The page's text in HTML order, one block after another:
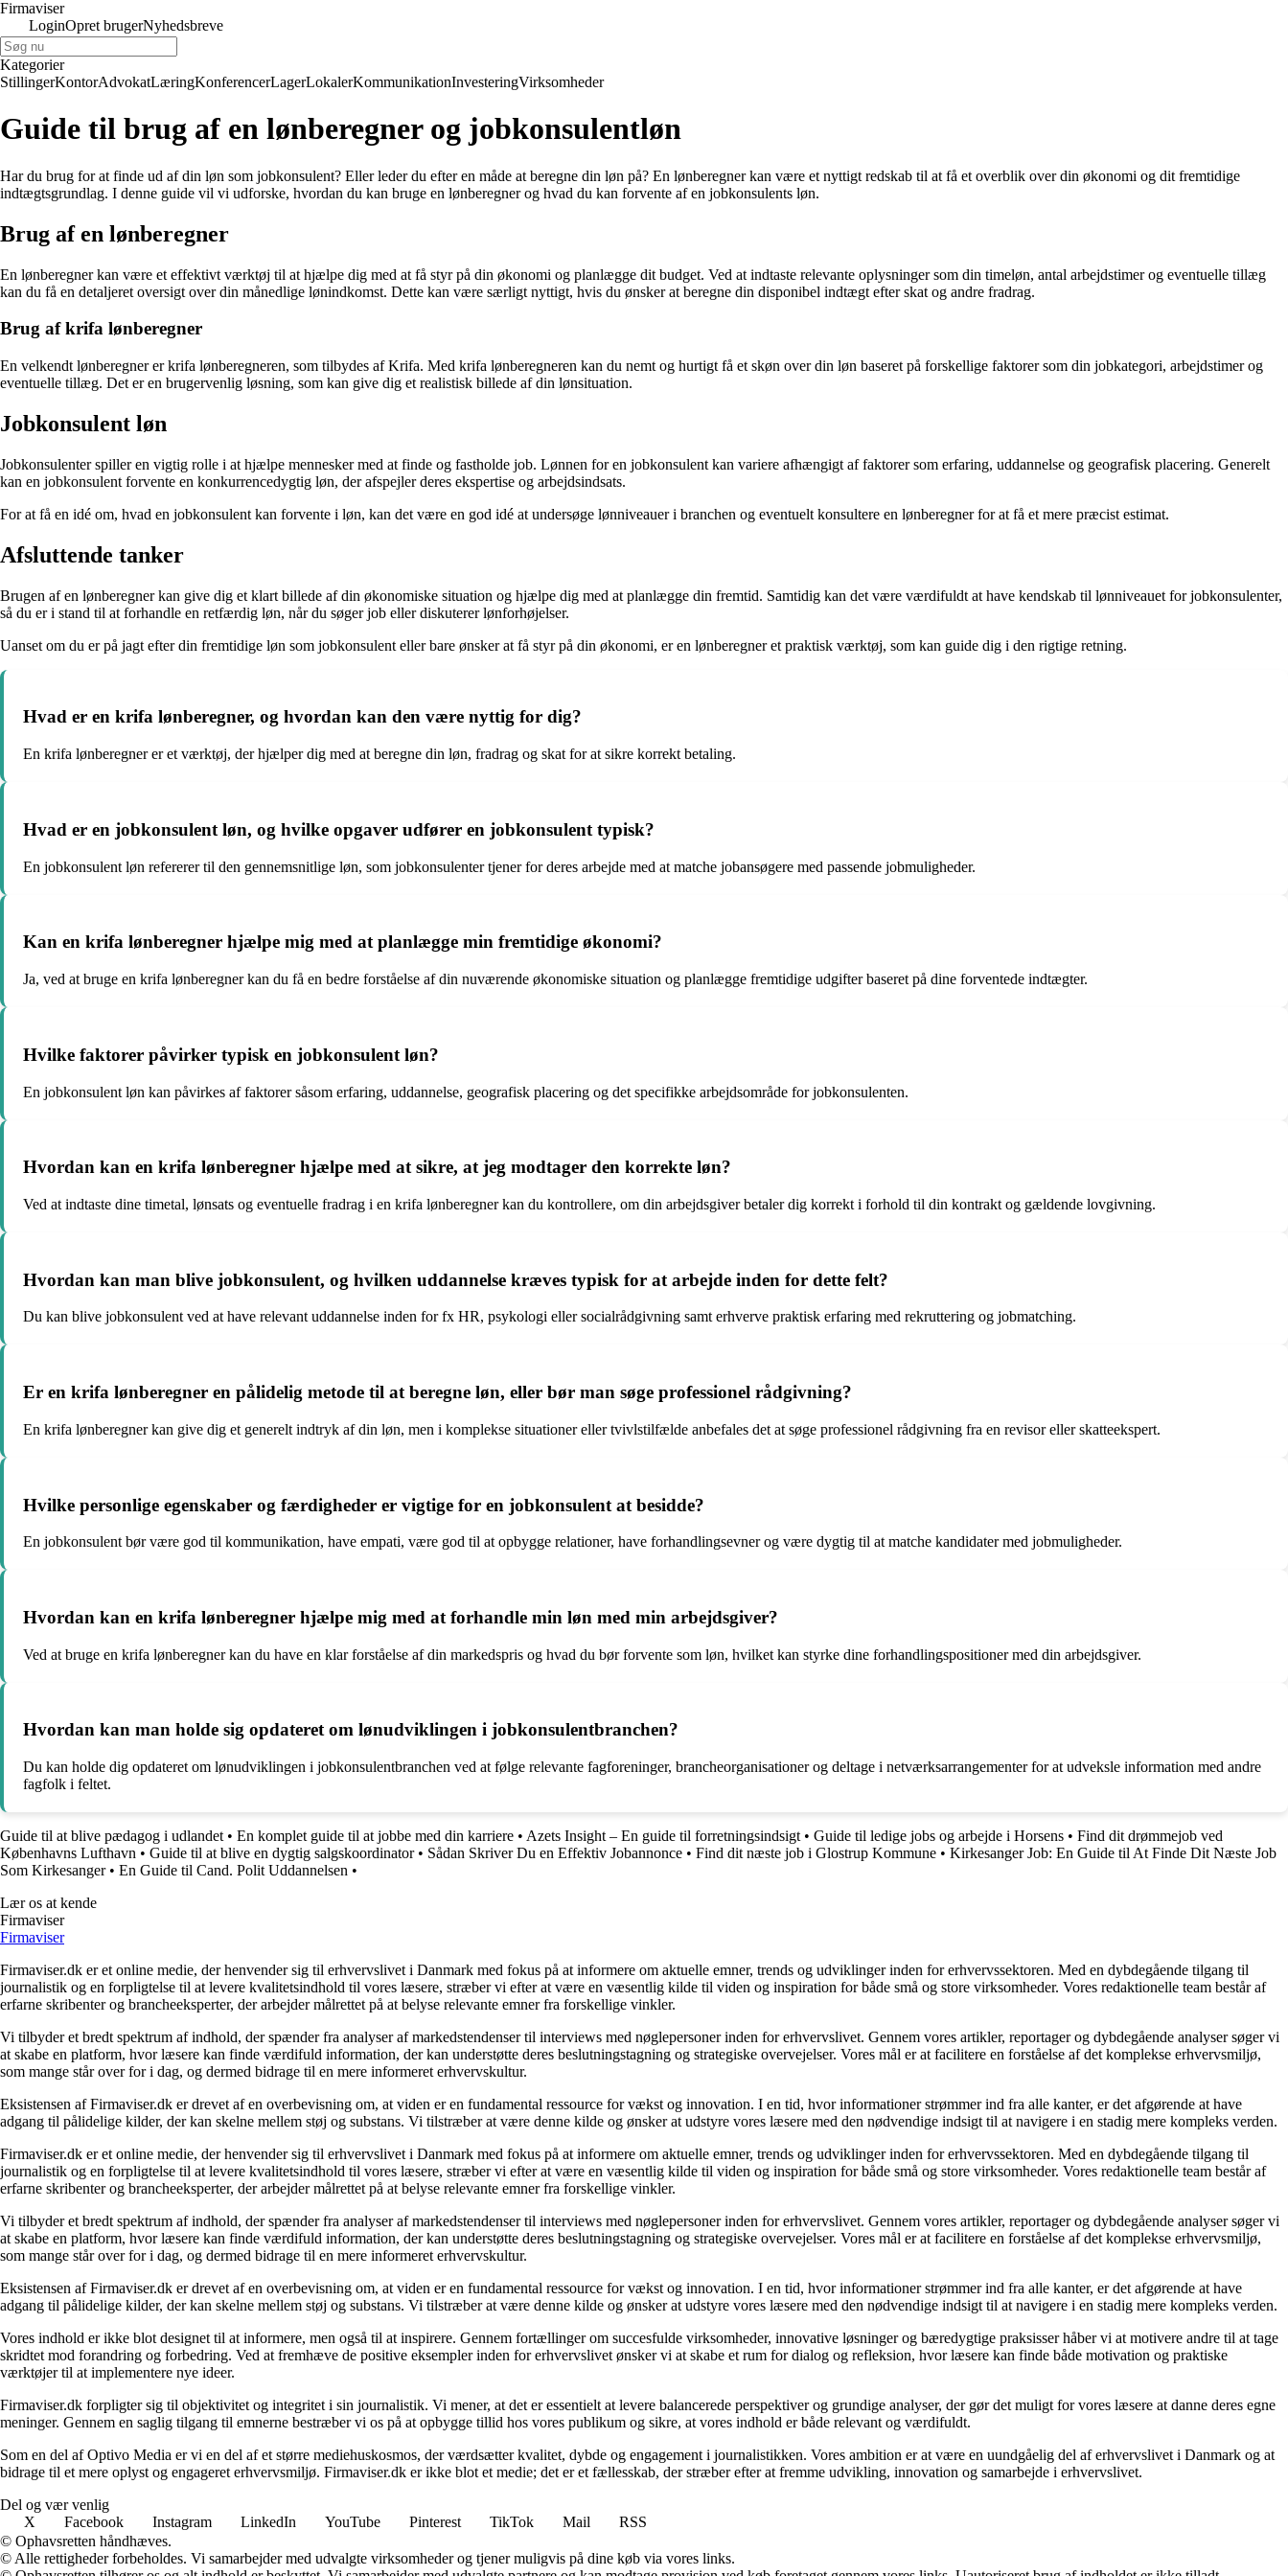
Firmaviser
LoginOpret brugerNyhedsbreve
Kategorier
StillingerKontorAdvokatLæringKonferencerLagerLokalerKommunikationInvesteringVirksomheder
Guide til brug af en lønberegner og jobkonsulentløn
Har du brug for at finde ud af din løn som jobkonsulent? Eller leder du efter en måde at beregne din løn på? En lønberegner kan være et nyttigt redskab til at få et overblik over din økonomi og dit fremtidige
indtægtsgrundlag. I denne guide vil vi udforske, hvordan du kan bruge en lønberegner og hvad du kan forvente af en jobkonsulents løn.
Brug af en lønberegner
En lønberegner kan være et effektivt værktøj til at hjælpe dig med at få styr på din økonomi og planlægge dit budget. Ved at indtaste relevante oplysninger som din timeløn, antal arbejdstimer og eventuelle tillæg
kan du få en detaljeret oversigt over din månedlige lønindkomst. Dette kan være særligt nyttigt, hvis du ønsker at beregne din disponibel indtægt efter skat og andre fradrag.
Brug af krifa lønberegner
En velkendt lønberegner er krifa lønberegneren, som tilbydes af Krifa. Med krifa lønberegneren kan du nemt og hurtigt få et skøn over din løn baseret på forskellige faktorer som din jobkategori, arbejdstimer og
eventuelle tillæg. Det er en brugervenlig løsning, som kan give dig et realistisk billede af din lønsituation.
Jobkonsulent løn
Jobkonsulenter spiller en vigtig rolle i at hjælpe mennesker med at finde og fastholde job. Lønnen for en jobkonsulent kan variere afhængigt af faktorer som erfaring, uddannelse og geografisk placering. Generelt
kan en jobkonsulent forvente en konkurrencedygtig løn, der afspejler deres ekspertise og arbejdsindsats.
For at få en idé om, hvad en jobkonsulent kan forvente i løn, kan det være en god idé at undersøge lønniveauer i branchen og eventuelt konsultere en lønberegner for at få et mere præcist estimat.
Afsluttende tanker
Brugen af en lønberegner kan give dig et klart billede af din økonomiske situation og hjælpe dig med at planlægge din fremtid. Samtidig kan det være værdifuldt at have kendskab til lønniveauet for jobkonsulenter,
så du er i stand til at forhandle en retfærdig løn, når du søger job eller diskuterer lønforhøjelser.
Uanset om du er på jagt efter din fremtidige løn som jobkonsulent eller bare ønsker at få styr på din økonomi, er en lønberegner et praktisk værktøj, som kan guide dig i den rigtige retning.
Hvad er en krifa lønberegner, og hvordan kan den være nyttig for dig?
En krifa lønberegner er et værktøj, der hjælper dig med at beregne din løn, fradrag og skat for at sikre korrekt betaling.
Hvad er en jobkonsulent løn, og hvilke opgaver udfører en jobkonsulent typisk?
En jobkonsulent løn refererer til den gennemsnitlige løn, som jobkonsulenter tjener for deres arbejde med at matche jobansøgere med passende jobmuligheder.
Kan en krifa lønberegner hjælpe mig med at planlægge min fremtidige økonomi?
Ja, ved at bruge en krifa lønberegner kan du få en bedre forståelse af din nuværende økonomiske situation og planlægge fremtidige udgifter baseret på dine forventede indtægter.
Hvilke faktorer påvirker typisk en jobkonsulent løn?
En jobkonsulent løn kan påvirkes af faktorer såsom erfaring, uddannelse, geografisk placering og det specifikke arbejdsområde for jobkonsulenten.
Hvordan kan en krifa lønberegner hjælpe med at sikre, at jeg modtager den korrekte løn?
Ved at indtaste dine timetal, lønsats og eventuelle fradrag i en krifa lønberegner kan du kontrollere, om din arbejdsgiver betaler dig korrekt i forhold til din kontrakt og gældende lovgivning.
Hvordan kan man blive jobkonsulent, og hvilken uddannelse kræves typisk for at arbejde inden for dette felt?
Du kan blive jobkonsulent ved at have relevant uddannelse inden for fx HR, psykologi eller socialrådgivning samt erhverve praktisk erfaring med rekruttering og jobmatching.
Er en krifa lønberegner en pålidelig metode til at beregne løn, eller bør man søge professionel rådgivning?
En krifa lønberegner kan give dig et generelt indtryk af din løn, men i komplekse situationer eller tvivlstilfælde anbefales det at søge professionel rådgivning fra en revisor eller skatteekspert.
Hvilke personlige egenskaber og færdigheder er vigtige for en jobkonsulent at besidde?
En jobkonsulent bør være god til kommunikation, have empati, være god til at opbygge relationer, have forhandlingsevner og være dygtig til at matche kandidater med jobmuligheder.
Hvordan kan en krifa lønberegner hjælpe mig med at forhandle min løn med min arbejdsgiver?
Ved at bruge en krifa lønberegner kan du have en klar forståelse af din markedspris og hvad du bør forvente som løn, hvilket kan styrke dine forhandlingspositioner med din arbejdsgiver.
Hvordan kan man holde sig opdateret om lønudviklingen i jobkonsulentbranchen?
Du kan holde dig opdateret om lønudviklingen i jobkonsulentbranchen ved at følge relevante fagforeninger, brancheorganisationer og deltage i netværksarrangementer for at udveksle information med andre
fagfolk i feltet.
Guide til at blive pædagog i udlandet • En komplet guide til at jobbe med din karriere • Azets Insight – En guide til forretningsindsigt • Guide til ledige jobs og arbejde i Horsens • Find dit drømmejob ved
Københavns Lufthavn • Guide til at blive en dygtig salgskoordinator• Sådan Skriver Du en Effektiv Jobannonce • Find dit næste job i Glostrup Kommune • Kirkesanger Job: En Guide til At Finde Dit Næste Job
Som Kirkesanger• En Guide til Cand. Polit Uddannelsen •
Lær os at kende
Firmaviser
Firmaviser
Firmaviser.dk er et online medie, der henvender sig til erhvervslivet i Danmark med fokus på at informere om aktuelle emner, trends og udviklinger inden for erhvervssektoren. Med en dybdegående tilgang til
journalistik og en forpligtelse til at levere kvalitetsindhold til vores læsere, stræber vi efter at være en væsentlig kilde til viden og inspiration for både små og store virksomheder. Vores redaktionelle team består af
erfarne skribenter og brancheeksperter, der arbejder målrettet på at belyse relevante emner fra forskellige vinkler.
Vi tilbyder et bredt spektrum af indhold, der spænder fra analyser af markedstendenser til interviews med nøglepersoner inden for erhvervslivet. Gennem vores artikler, reportager og dybdegående analyser søger vi
at skabe en platform, hvor læsere kan finde værdifuld information, der kan understøtte deres beslutningstagning og strategiske overvejelser. Vores mål er at facilitere en forståelse af det komplekse erhvervsmiljø,
som mange står over for i dag, og dermed bidrage til en mere informeret erhvervskultur.
Eksistensen af Firmaviser.dk er drevet af en overbevisning om, at viden er en fundamental ressource for vækst og innovation. I en tid, hvor informationer strømmer ind fra alle kanter, er det afgørende at have
adgang til pålidelige kilder, der kan skelne mellem støj og substans. Vi tilstræber at være denne kilde og ønsker at udstyre vores læsere med den nødvendige indsigt til at navigere i en stadig mere kompleks verden.
Firmaviser.dk er et online medie, der henvender sig til erhvervslivet i Danmark med fokus på at informere om aktuelle emner, trends og udviklinger inden for erhvervssektoren. Med en dybdegående tilgang til
journalistik og en forpligtelse til at levere kvalitetsindhold til vores læsere, stræber vi efter at være en væsentlig kilde til viden og inspiration for både små og store virksomheder. Vores redaktionelle team består af
erfarne skribenter og brancheeksperter, der arbejder målrettet på at belyse relevante emner fra forskellige vinkler.
Vi tilbyder et bredt spektrum af indhold, der spænder fra analyser af markedstendenser til interviews med nøglepersoner inden for erhvervslivet. Gennem vores artikler, reportager og dybdegående analyser søger vi
at skabe en platform, hvor læsere kan finde værdifuld information, der kan understøtte deres beslutningstagning og strategiske overvejelser. Vores mål er at facilitere en forståelse af det komplekse erhvervsmiljø,
som mange står over for i dag, og dermed bidrage til en mere informeret erhvervskultur.
Eksistensen af Firmaviser.dk er drevet af en overbevisning om, at viden er en fundamental ressource for vækst og innovation. I en tid, hvor informationer strømmer ind fra alle kanter, er det afgørende at have
adgang til pålidelige kilder, der kan skelne mellem støj og substans. Vi tilstræber at være denne kilde og ønsker at udstyre vores læsere med den nødvendige indsigt til at navigere i en stadig mere kompleks verden.
Vores indhold er ikke blot designet til at informere, men også til at inspirere. Gennem fortællinger om succesfulde virksomheder, innovative løsninger og bæredygtige praksisser håber vi at motivere andre til at tage
skridtet mod forandring og forbedring. Ved at fremhæve de positive eksempler inden for erhvervslivet ønsker vi at skabe et rum for dialog og refleksion, hvor læsere kan finde både motivation og praktiske
værktøjer til at implementere nye ideer.
Firmaviser.dk forpligter sig til objektivitet og integritet i sin journalistik. Vi mener, at det er essentielt at levere balancerede perspektiver og grundige analyser, der gør det muligt for vores læsere at danne deres egne
meninger. Gennem en saglig tilgang til emnerne bestræber vi os på at opbygge tillid hos vores publikum og sikre, at vores indhold er både relevant og værdifuldt.
Som en del af Optivo Media er vi en del af et større mediehuskosmos, der værdsætter kvalitet, dybde og engagement i journalistikken. Vores ambition er at være en uundgåelig del af erhvervslivet i Danmark og at
bidrage til et mere oplyst og engageret erhvervsmiljø. Firmaviser.dk er ikke blot et medie; det er et fællesskab, der stræber efter at fremme udvikling, innovation og samarbejde i erhvervslivet.
Del og vær venlig
X
Facebook Instagram LinkedIn YouTube Pinterest TikTok Mail
RSS
© Ophavsretten håndhæves.
© Alle rettigheder forbeholdes. Vi samarbejder med udvalgte virksomheder og tjener muligvis på dine køb via vores links.